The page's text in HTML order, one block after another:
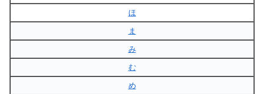
ほ
ま
み
む
め